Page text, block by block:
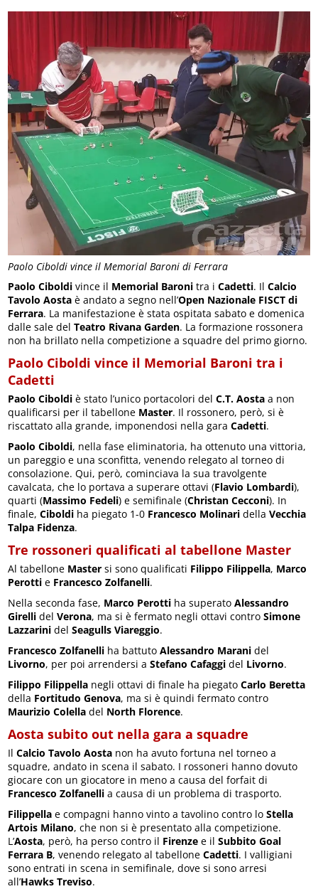
Paolo Ciboldi vince il Memorial Baroni di Ferrara
Paolo Ciboldi vince il Memorial Baroni tra iCadetti. IlCalcio
Tavolo Aosta è andato a segno nell’Open Nazionale FISCT di
Ferrara. La manifestazione è stata ospitata sabato e domenica
dalle sale delTeatro Rivana Garden. La formazione rossonera
non ha brillato nella competizione a squadre del primo giorno.
Paolo Ciboldi vince il Memorial Baroni tra i
Cadetti
Paolo Ciboldi è stato l’unico portacolori delC.T. Aosta a non
qualificarsi per il tabellone Master. Il rossonero, però, si è
riscattato alla grande, imponendosi nella garaCadetti.
Paolo Ciboldi, nella fase eliminatoria, ha ottenuto una vittoria,
un pareggio e una sconfitta, venendo relegato al torneo di
consolazione. Qui, però, cominciava la sua travolgente
cavalcata, che lo portava a superare ottavi (Flavio Lombardi),
quarti (Massimo Fedeli) e semifinale (Christan Cecconi). In
finale,Ciboldi ha piegato 1-0 Francesco Molinari dellaVecchia
Talpa Fidenza.
Tre rossoneri qualificati al tabellone Master
Al tabellone Master si sono qualificati Filippo Filippella, Marco
Perotti e Francesco Zolfanelli.
Nella seconda fase, Marco Perotti ha superatoAlessandro
Girelli delVerona, ma si è fermato negli ottavi controSimone
Lazzarini delSeagulls Viareggio.
Francesco Zolfanelli ha battutoAlessandro Marani del
Livorno, per poi arrendersi aStefano Cafaggi del Livorno.
Filippo Filippella negli ottavi di finale ha piegatoCarlo Beretta
della Fortitudo Genova, ma si è quindi fermato contro
Maurizio Colella del North Florence.
Aosta subito out nella gara a squadre
IlCalcio Tavolo Aosta non ha avuto fortuna nel torneo a
squadre, andato in scena il sabato. I rossoneri hanno dovuto
giocare con un giocatore in meno a causa del forfait di
Francesco Zolfanelli a causa di un problema di trasporto.
Filippella e compagni hanno vinto a tavolino contro loStella
Artois Milano, che non si è presentato alla competizione.
L’Aosta, però, ha perso contro il Firenze e ilSubbito Goal
Ferrara B, venendo relegato al tabelloneCadetti. I valligiani
sono entrati in scena in semifinale, dove si sono arresi
all’Hawks Treviso.